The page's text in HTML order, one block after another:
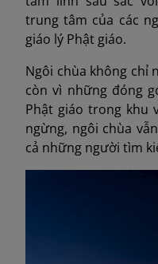
trung tâm của các
giáo lý Phật giáo.
Ngôi chùa không chỉ
còn vì những đóng
Phật giáo trong khu
ngừng, ngôi chùa
cả những người tìm